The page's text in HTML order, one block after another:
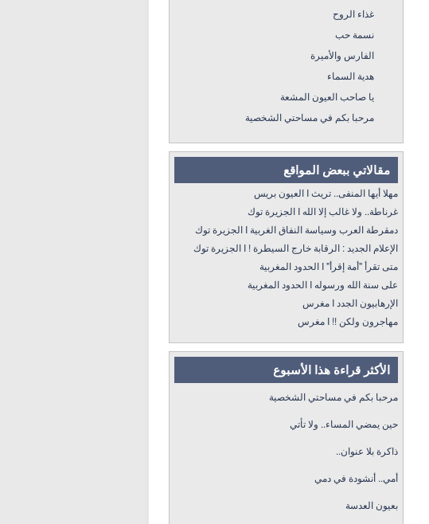
غذاء الروح
نسمة حب
الفارس والأميرة
هدية السماء
يا صاحب العيون المشعة
مرحبا بكم في مساحتي الشخصية
مقالاتي ببعض المواقع
مهلا أيها المنفى.. تريث I العيون بريس
غرناطة.. ولا غالب إلا الله I الجزيرة توك
دمقرطة العرب وسياسة النفاق الغربية I الجزيرة توك
الإعلام الجديد : الرقابة خارج السيطرة ! I الجزيرة توك
متى تقرأ "أمة إقرأ" I الحدود المغربية
على سنة الله ورسوله I الحدود المغربية
الإرهابيون الجدد I مغرس
مهاجرون ولكن !! I مغرس
الأكثر قراءة هذا الأسبوع
مرحبا بكم في مساحتي الشخصية
حين يمضي المساء.. ولا تأتي
ذاكرة بلا عنوان..
أمي.. أنشودة في دمي
بعيون العدسة